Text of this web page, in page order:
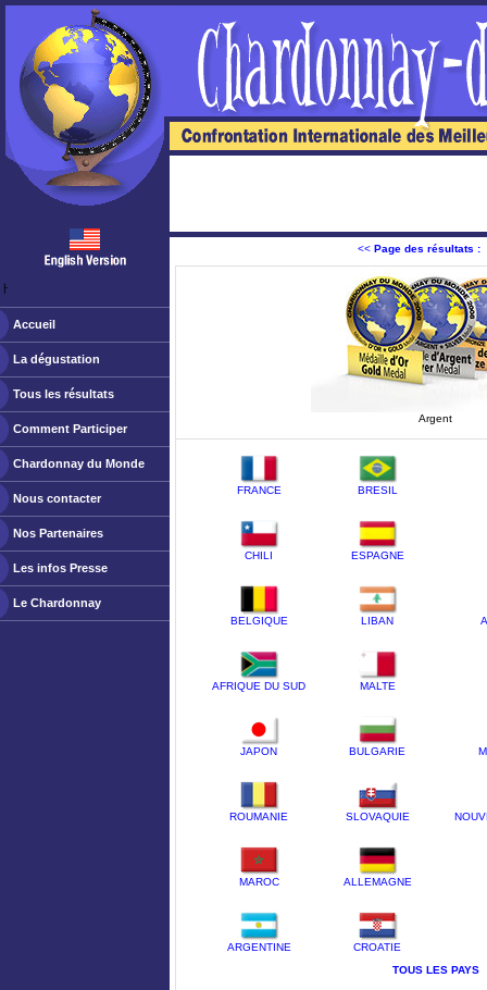
ￂﾠ
Accueil
La dégustation
Tous les résultats
Comment Participer
Chardonnay du Monde
Nous contacter
Nos Partenaires
Les infos Presse
Le Chardonnay
<< Page des résultats :
Argent
FRANCE BRESIL
CHILI ESPAGNE
BELGIQUE LIBAN
AFRIQUE DU SUD MALTE
JAPON BULGARIE
ROUMANIE SLOVAQUIE
MAROC ALLEMAGNE
ARGENTINE
CROATIE
TOUS LES PAYS